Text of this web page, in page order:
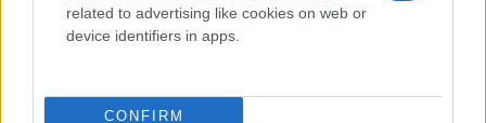
related to advertising like cookies on web or
device identifiers in apps.
CONFIRM